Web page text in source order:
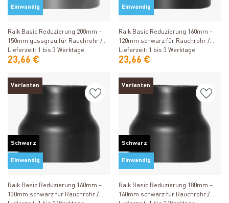
Einwandig
Produkt ansehen
Raik Basic Reduzierung 200mm –
150mm gussgrau für Rauchrohr /
Ofenrohr
Lieferzeit: 1 bis 3 Werktage
23,66 €
Einwandig
Produkt ansehen
Raik Basic Reduzierung 160mm –
120mm schwarz für Rauchrohr /
Ofenrohr
Lieferzeit: 1 bis 3 Werktage
23,66 €
Varianten
Schwarz
Einwandig
Produkt ansehen
Raik Basic Reduzierung 160mm –
130mm schwarz für Rauchrohr /
Varianten
Schwarz
Einwandig
Produkt ansehen
Raik Basic Reduzierung 180mm –
160mm schwarz für Rauchrohr /